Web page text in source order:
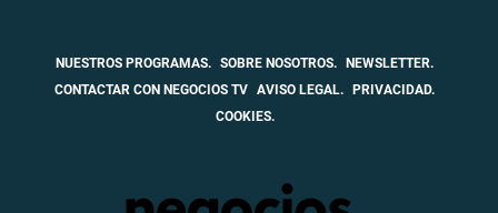
NUESTROS PROGRAMAS. SOBRE NOSOTROS.
NEWSLETTER.
CONTACTAR CON NEGOCIOS TV AVISO LEGAL.
PRIVACIDAD.
COOKIES.